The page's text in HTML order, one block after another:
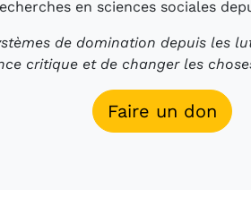
en sciences sociales
de domination depuis les
critique et de changer les
Faire un don